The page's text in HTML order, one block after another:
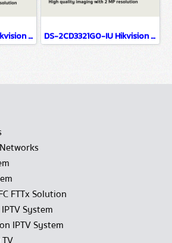
DS-2CD3621G0-IZ Hikvision 2MP Varifocal Bullet Network Camera IP Camera CCTV Camera (2.7-13.5mm) DS-2CD3321G0-IU Hikvision 2MP Build in Mic Fixed Turret Network Camera IP Camera CCTV Camera (4mm)
FTTx Solution
System
IPTV System